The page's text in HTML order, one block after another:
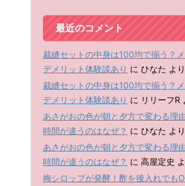
最近のコメント
裁縫セットの中身は100均で揃う？
デメリット体験談あり に ひなた より
裁縫セットの中身は100均で揃う？
デメリット体験談あり に リリーフR
あさがおの色が朝と夕方で変わる理
時間が違うのはなぜ？ に ひなた より
あさがおの色が朝と夕方で変わる理
時間が違うのはなぜ？ に 高屋定史
梅シロップが発酵！酢を後入れでも